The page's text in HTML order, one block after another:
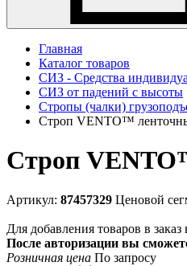
Главная
Каталог товаров
СИЗ - Средства
СИЗ от падений с высоты
Стропы (чалки)
Строп VENTO™
Строп
Артикул: 87457329 Ценовой
Для добавления товаров в заказ
После авторизации вы
Розничная цена По запросу